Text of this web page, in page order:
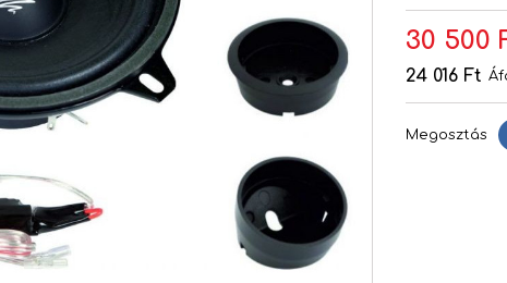
30 500
24 016 Ft
Megosztás